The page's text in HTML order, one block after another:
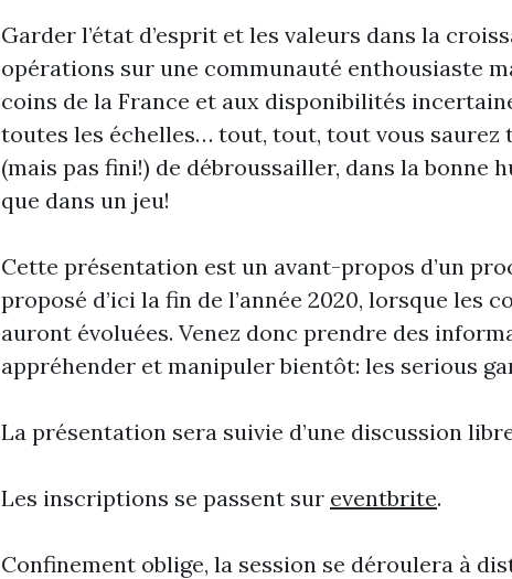
Garder l’état d’esprit et les valeurs dans la
opérations sur une communauté enthousiaste
coins de la France et aux disponibilités
toutes les échelles… tout, tout, tout vous saurez
(mais pas fini!) de débroussailler, dans la bonne
que dans un jeu!
Cette présentation est un avant-propos d’un
proposé d’ici la fin de l’année 2020, lorsque les
auront évoluées. Venez donc prendre des
appréhender et manipuler bientôt: les serious
La présentation sera suivie d’une discussion
Les inscriptions se passent sur eventbrite.
Confinement oblige, la session se déroulera à